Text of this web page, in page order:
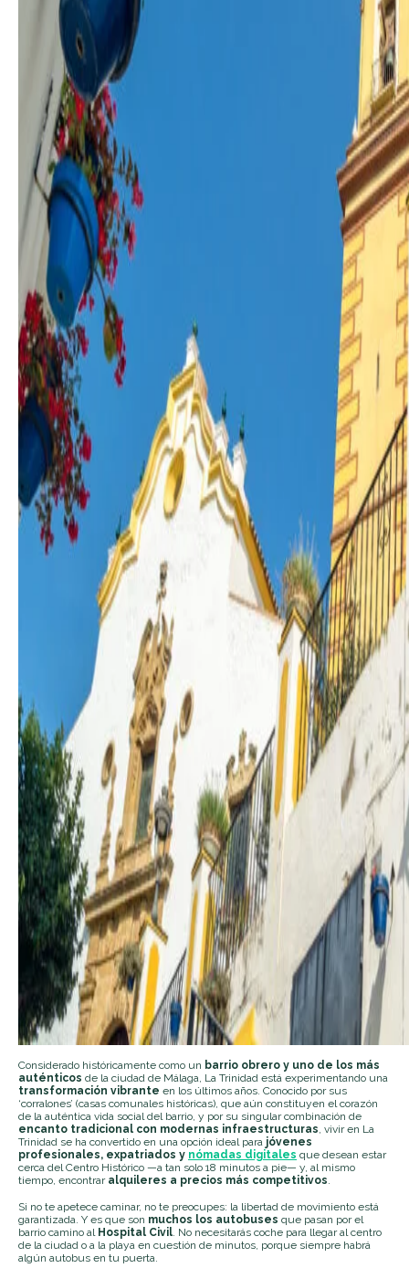
Considerado históricamente como un barrio obrero y uno de los más
auténticos de la ciudad de Málaga, La Trinidad está experimentando una
transformación vibrante en los últimos años. Conocido por sus
‘corralones’ (casas comunales históricas), que aún constituyen el corazón
de la auténtica vida social del barrio, y por su singular combinación de
encanto tradicional con modernas infraestructuras , vivir en La
Trinidad se ha convertido en una opción ideal para jóvenes
profesionales, expatriados y nómadas digitales que desean estar
cerca del Centro Histórico —a tan solo 18 minutos a pie— y, al mismo
tiempo, encontrar alquileres a precios más competitivos
Si no te apetece caminar, no te preocupes: la libertad de movimiento está
garantizada. Y es que son muchos los autobuses que pasan por el
barrio camino al Hospital Civil . No necesitarás coche para llegar al centro
de la ciudad o a la playa en cuestión de minutos, porque siempre habrá
algún autobus en tu puerta.